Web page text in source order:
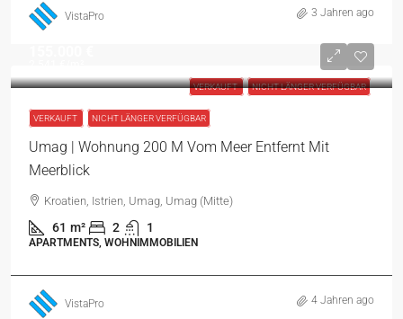
VistaPro 3 Jahren ago
VERKAUFT NICHT LÄNGER VERFÜGBAR
VERKAUFT NICHT LÄNGER VERFÜGBAR
Umag | Wohnung 200 M Vom Meer Entfernt Mit
Meerblick
Kroatien, Istrien, Umag, Umag (Mitte)
61 m² 2 1
APARTMENTS, WOHNIMMOBILIEN
VistaPro 4 Jahren ago